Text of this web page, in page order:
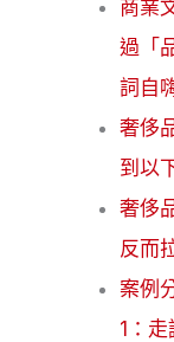
商業
過「
詞自
奢侈
到以
奢侈
反而
案例
1：